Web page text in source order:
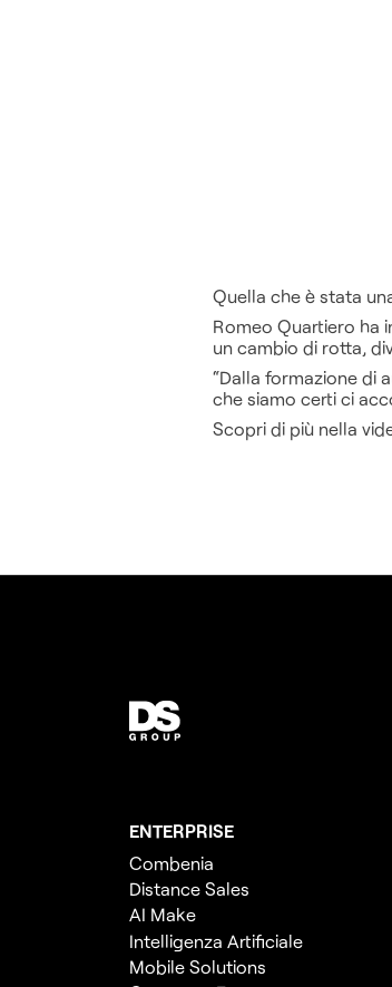
Quella che è stata
Romeo Quartiero ha
un cambio di rotta,
“Dalla formazione di
che siamo certi ci
Scopri di più nella
ENTERPRISE
Combenia
Distance Sales
AI Make
Intelligenza Artificiale
Mobile Solutions